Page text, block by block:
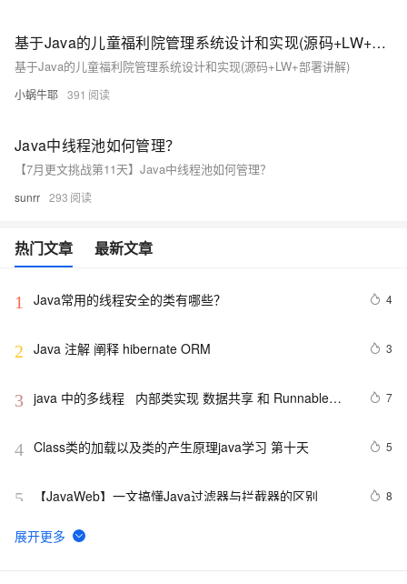
基于Java的儿童福利院管理系统设计和实现(源码+LW+部署讲解)
基于Java的儿童福利院管理系统设计和实现(源码+LW+部署讲解)
小蜗牛耶 391
Java中线程池如何管理？
【7月更文挑战第11天】Java中线程池如何管理？
sunrr 293
热门文章 最新文章
1 Java常用的线程安全的类有哪些？ 4
2 Java 注解 阐释 hibernate ORM 3
3 java 中的多线程   内部类实现 数据共享 和 Runnable实
7
4 Class类的加载以及类的产生原理java学习 第十天 5
5 【JavaWeb】一文搞懂Java过滤器与拦截器的区别 8
6 方块人 Java并发——volatile关键字